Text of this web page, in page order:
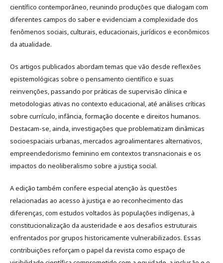
científico contemporâneo, reunindo produções que dialogam com
diferentes campos do saber e evidenciam a complexidade dos
fenômenos sociais, culturais, educacionais, jurídicos e econômicos
da atualidade.
Os artigos publicados abordam temas que vão desde reflexões
epistemológicas sobre o pensamento científico e suas
reinvenções, passando por práticas de supervisão clínica e
metodologias ativas no contexto educacional, até análises críticas
sobre currículo, infância, formação docente e direitos humanos.
Destacam-se, ainda, investigações que problematizam dinâmicas
socioespaciais urbanas, mercados agroalimentares alternativos,
empreendedorismo feminino em contextos transnacionais e os
impactos do neoliberalismo sobre a justiça social.
A edição também confere especial atenção às questões
relacionadas ao acesso à justiça e ao reconhecimento das
diferenças, com estudos voltados às populações indígenas, à
constitucionalização da austeridade e aos desafios estruturais
enfrentados por grupos historicamente vulnerabilizados. Essas
contribuições reforçam o papel da revista como espaço de